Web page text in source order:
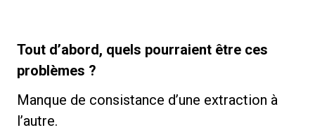
Tout d’abord, quels pourraient être ces
problèmes ?
Manque de consistance d’une extraction à
l’autre.